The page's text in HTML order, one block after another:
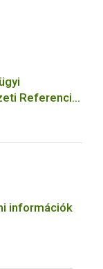
Referencia
információk